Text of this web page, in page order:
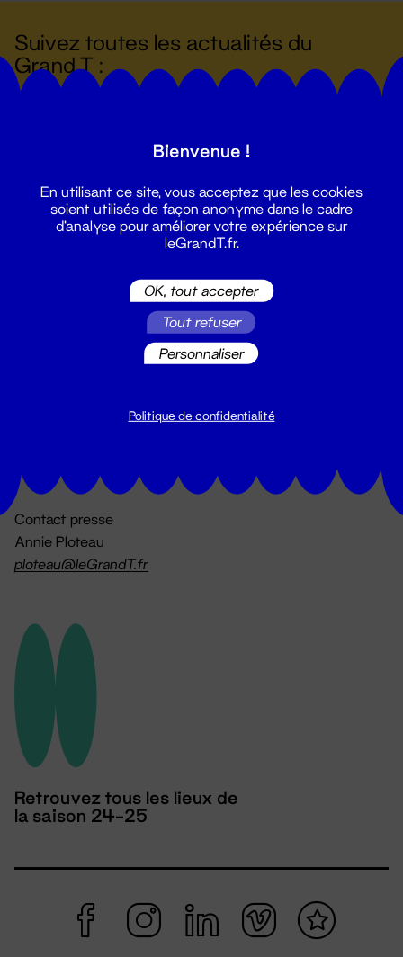
Suivez toutes les actualités du
Grand T :
billetterie@leGrandT.fr
Contact presse
Annie Ploteau
ploteau@leGrandT.fr
Retrouvez tous les lieux de
la saison 24-25
Bienvenue !
En utilisant ce site, vous acceptez que les cookies
soient utilisés de façon anonyme dans le cadre
d'analyse pour améliorer votre expérience sur
leGrandT.fr.
OK, tout accepter
Tout refuser
Personnaliser
Politique de confidentialité